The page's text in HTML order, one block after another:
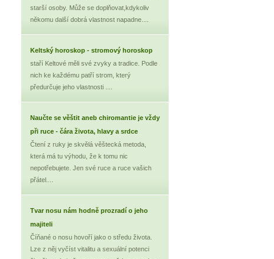
starší osoby. Může se doplňovat,kdykoliv
někomu další dobrá vlastnost napadne....
Keltský horoskop - stromový horoskop
staří Keltové měli své zvyky a tradice. Podle
nich ke každému patří strom, který
předurčuje jeho vlastnosti ....
Naučte se věštit aneb chiromantie je vždy
při ruce - čára života, hlavy a srdce
Čtení z ruky je skvělá věštecká metoda,
která má tu výhodu, že k tomu nic
nepotřebujete. Jen své ruce a ruce vašich
přátel....
Tvar nosu nám hodně prozradí o jeho
majiteli
Číňané o nosu hovoří jako o středu života.
Lze z něj vyčíst vitalitu a sexuální potenci